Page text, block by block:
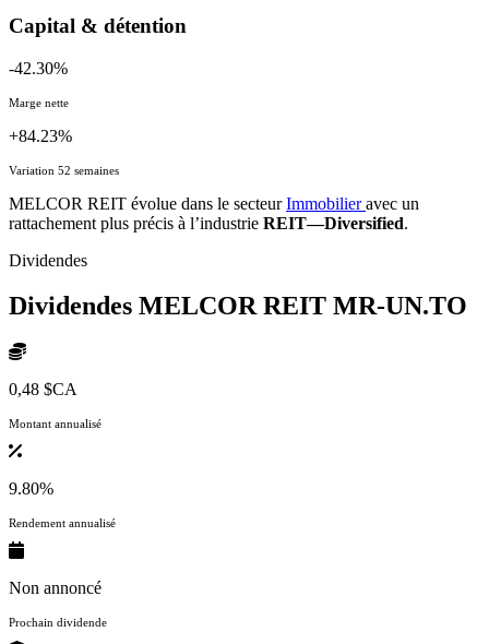
Capital & détention
-42.30%
Marge nette
+84.23%
Variation 52 semaines
MELCOR REIT évolue dans le secteurImmobilieravec un
rattachement plus précis à l’industrie REIT—Diversified.
Dividendes
Dividendes MELCOR REIT MR-UN.TO
0,48 $CA
Montant annualisé
9.80%
Rendement annualisé
Non annoncé
Prochain dividende